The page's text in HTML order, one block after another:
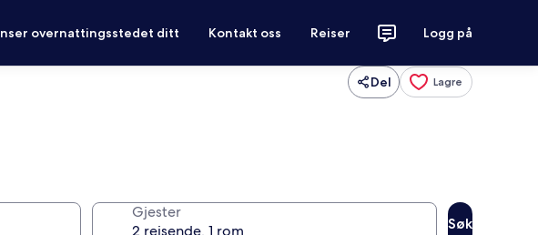
overnattingsstedet ditt Kontakt oss Reiser Logg på
Del Lagre
Gjester
Søk